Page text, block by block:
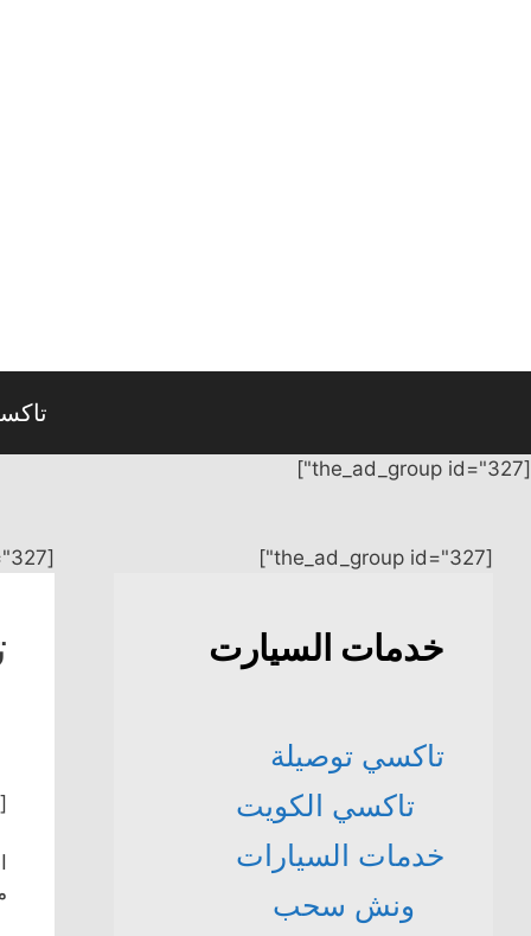
[the_ad_group id="327"]
[the_ad_group id="327"]
[the_ad_group id=”2″]
[the_ad_group id="327"]
خدمات السيارت
تاكسي توصيلة
تاكسي الكويت
خدمات السيارات
ونش سحب